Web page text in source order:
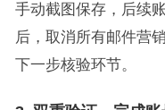
手动截图保存，后续
后，取消所有邮件营
下一步核验环节。